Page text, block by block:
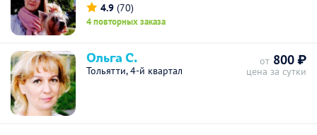
4.9 (70)
4 повторных заказа
Ольга С.
Тольятти, 4-й квартал
от 800 ₽
цена за сутки